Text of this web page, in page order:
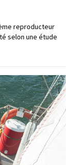
reproducteur
selon une étude